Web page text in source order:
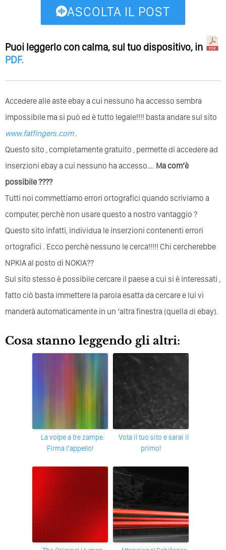
ASCOLTA IL POST
Puoi leggerlo con calma, sul tuo dispositivo, in
PDF.
Accedere alle aste ebay a cui nessuno ha accesso sembra
impossibile ma si può ed è tutto legale!!!! basta andare sul sito
www.fatfingers.com.
Questo sito , completamente gratuito , permette di accedere ad
inserzioni ebay a cui nessuno ha accesso…. Ma com’è
possibile ????
Tutti noi commettiamo errori ortografici quando scriviamo a
computer, perchè non usare questo a nostro vantaggio ?
Questo sito infatti, individua le inserzioni contenenti errori
ortografici . Ecco perchè nessuno le cerca!!!!! Chi cercherebbe
NPKIA al posto di NOKIA??
Sul sito stesso è possibile cercare il paese a cui si è interessati ,
fatto ciò basta immettere la parola esatta da cercare e lui vi
manderà automaticamente in un ‘altra finestra (quella di ebay).
Cosa stanno leggendo gli altri:
La volpe a tre zampe.
Firma l’appello!
Vota il tuo sito e sarai il
primo!